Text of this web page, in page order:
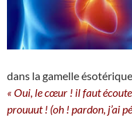
dans la gamelle
« Oui, le cœur ! il faut
prouuut ! (oh ! pardon, j’ai